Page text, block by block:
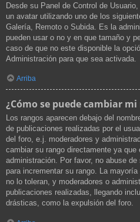
Desde su Panel de Control de
un avatar utilizando uno de los
Galería, Remoto o Subida. Es la
pueden usar o no y en que tamaño y
caso de que no este disponible la
Administración para que sea activada.
Arriba
¿Cómo se puede cambiar mi
Los rangos aparecen debajo del
de publicaciones realizadas por el
del foro, e.j. moderadores y
cambiar su rango directamente ya que
administración. Por favor, no abuse
para incrementar su rango. La
no lo toleran, y moderadores o
publicaciones realizadas, llegando
drásticas, como la expulsión del foro.